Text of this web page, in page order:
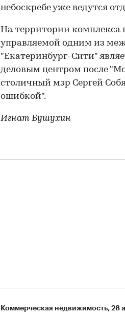
небоскребе уже ведутся
На территории комплекса
управляемой одним из
"Екатеринбург-Сити"
деловым центром после
столичный мэр Сергей
ошибкой".
Игнат Бушухин
Коммерческая недвижимость⁠, 28